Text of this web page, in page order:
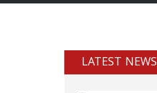
LATEST NEWS